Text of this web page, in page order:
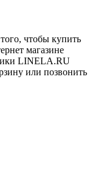
чтобы купить
магазине
LINELA.RU
или позвонить